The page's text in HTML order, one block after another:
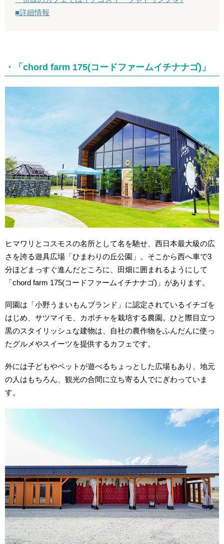
■詳細情報
・「chord farm 175(コードファームイチナナゴ)」
ヒマワリとコスモスの名所として名を馳せ、西日本最大級の広
さを誇る遊具広場「ひまわりの丘公園」。そこから西へ車で3
分ほどまっすぐ進んだところに、田畑に囲まれるようにして
「chord farm 175(コードファームイチナナゴ)」があります。
同園は「小野うまいもんブランド」に認定されているイチゴを
はじめ、サツマイモ、カボチャを栽培する農園。ひと際目立つ
黒のスタイリッシュな建物は、自社の農作物をふんだんに使っ
たグルメやスイーツを提供するカフェです。
外には子どもやペットが遊べるちょっとした広場もあり、地元
の人はもちろん、観光の合間に立ち寄る人でにぎわっていま
す。